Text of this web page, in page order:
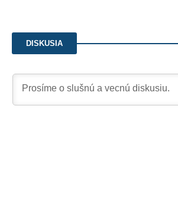
DISKUSIA